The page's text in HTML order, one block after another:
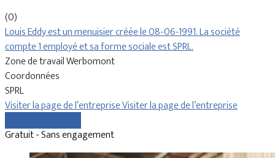
(0)
Louis Eddy est un menuisier créée le 08-06-1991. La société
compte 1 employé et sa forme sociale est SPRL.
Zone de travail Werbomont
Coordonnées
SPRL
Visiter la page de l’entrepriseVisiter la page de l’entreprise
Gratuit - Sans engagement